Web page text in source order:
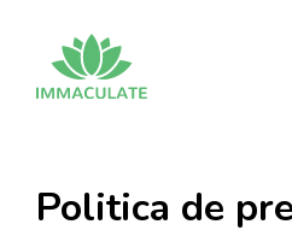
Acasă
Politica de